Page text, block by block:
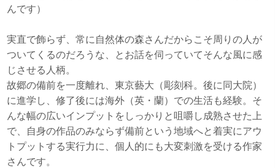
んです）
実直で飾らず、常に自然体の森さんだからこそ周りの人が
ついてくるのだろうな、とお話を伺っていてそんな風に感
じさせる人柄。
故郷の備前を一度離れ、東京藝大（彫刻科。後に同大院）
に進学し、修了後には海外（英・蘭）での生活も経験。そ
んな幅の広いインプットをしっかりと咀嚼し成熟させた上
で、自身の作品のみならず備前という地域へと着実にアウ
トプットする実行力に、個人的にも大変刺激を受ける作家
さんです。